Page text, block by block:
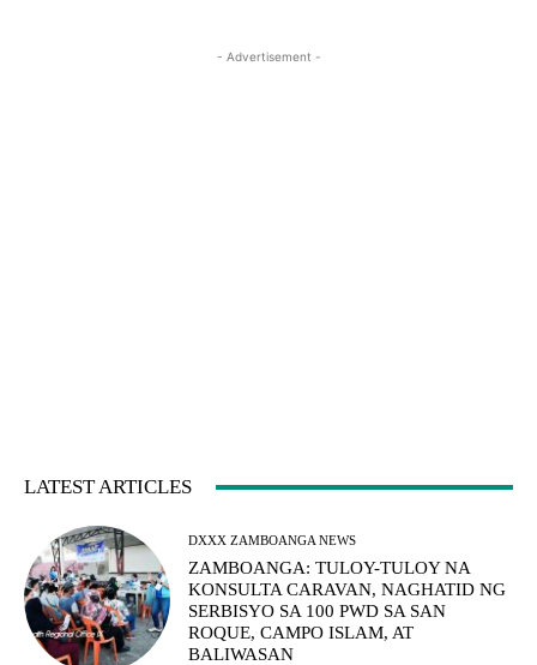
- Advertisement -
LATEST ARTICLES
DXXX ZAMBOANGA NEWS
ZAMBOANGA: TULOY-TULOY NA
KONSULTA CARAVAN, NAGHATID NG
SERBISYO SA 100 PWD SA SAN
ROQUE, CAMPO ISLAM, AT
BALIWASAN